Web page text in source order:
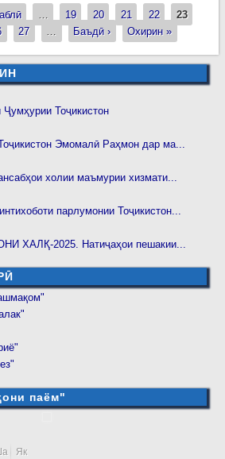
19 20 21 22
23
27 Баъдӣ › Охирин »
Тоҷикистон
Эмомалӣ Раҳмон дар ма...
холии маъмурии хизмати...
парлумонии Тоҷикистон...
ХАЛҚ-2025. Натиҷаҳои пешакии...
паём"
Як